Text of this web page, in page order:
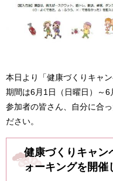
本日より「健康づくりキャ
期間は6月1日（日曜日）～6
参加者の皆さん、自分に合
ださい。
健康づくりキャン
ォーキングを開催